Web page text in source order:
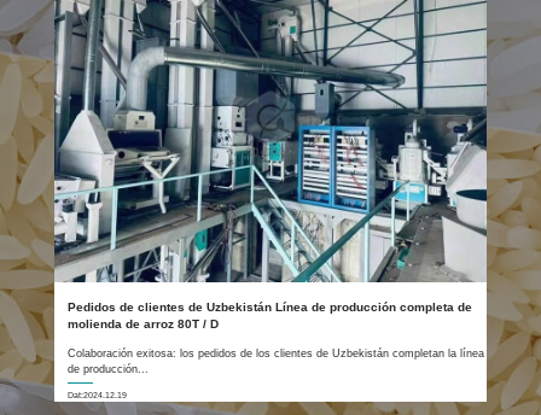
Pedidos de clientes de Uzbekistán Línea de producción completa de
molienda de arroz 80T / D
Colaboración exitosa: los pedidos de los clientes de Uzbekistán completan la línea
de producción...
Dat:2024.12.19